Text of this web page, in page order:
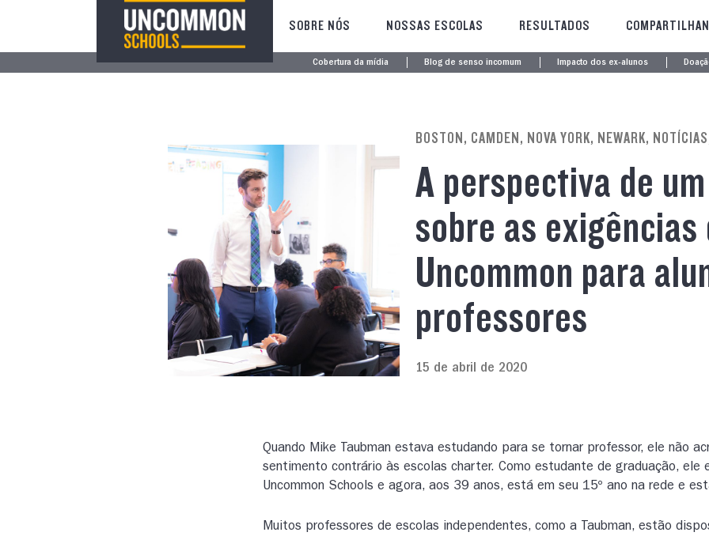
SOBRE NÓS NOSSAS ESCOLAS RESULTADOS
Cobertura da mídia Blog de senso incomum Impacto dos ex-alunos
BOSTON, CAMDEN, NOVA YORK, NEWARK,
A perspectiva de
sobre as exigências
Uncommon para
professores
15 de abril de 2020
Quando Mike Taubman estava estudando para se tornar professor, ele não
sentimento contrário às escolas charter. Como estudante de graduação, ele
Uncommon Schools e agora, aos 39 anos, está em seu 15º ano na rede e
Muitos professores de escolas independentes, como a Taubman, estão